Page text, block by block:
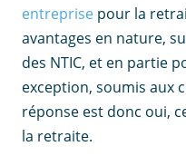
entreprise pour la
avantages en nature,
des NTIC, et en partie
exception, soumis aux
réponse est donc oui,
la retraite.